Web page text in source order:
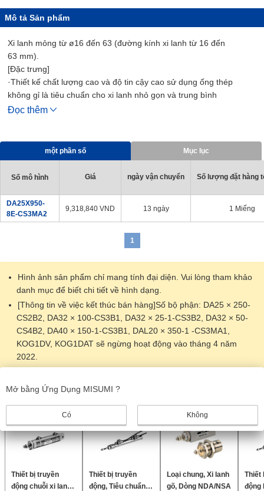
Mô tả Sản phẩm
Xi lanh mỏng từ ø16 đến 63 (đường kính xi lanh từ 16 đến
63 mm).
[Đặc trưng]
·Thiết kế chất lượng cao và độ tin cậy cao sử dụng ống thép
không gỉ là tiêu chuẩn cho xi lanh nhỏ gọn và trung bình
· Một loạt các dòng sản phẩm gồm 21 biến thể trong tất cả
·Sử dụng bao bì pít-tông bền
· Công tắc Cảm Biến có thể được trang bị thêm
· Độ chính xác lắp đặt cao và công việc lắp đặt dễ dàng
・ Tương thích với các thiết bị khí nén và dây chuyền sản xuất
trong mọi ngành nghề
Đọc thêm
một phần số Mục lục
Số mô hình Giá ngày vận chuyển Số lượng đặt hàng
DA25X950-
8E-CS3MA2
9,318,840 VND 13 ngày 1 Miếng
1
Hình ảnh sản phẩm chỉ mang tính đại diện. Vui lòng tham khảo
danh mục để biết chi tiết về hình dạng.
[Thông tin về việc kết thúc bán hàng]Số bộ phận: DA25 × 250-
CS2B2, DA32 × 100-CS3B1, DA32 × 25-1-CS3B2, DA32 × 50-
CS4B2, DA40 × 150-1-CS3B1, DAL20 × 350-1 -CS3MA1,
KOG1DV, KOG1DAT sẽ ngừng hoạt động vào tháng 4 năm
2022.
Sản phẩm giống nhau
Thiết bị truyền
động chuỗi xi lanh
Thiết bị truyền
động, Tiêu chuẩn,
Loại chung, Xi lanh
gõ, Dòng NDA/NSA
Thiết
động
Mở bằng Ứng Dụng MISUMI ?
Có Không